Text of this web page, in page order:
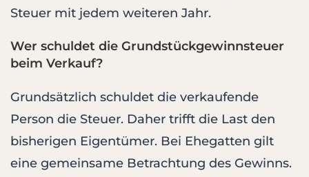
Steuer mit jedem weiteren Jahr.
Wer schuldet die Grundstückgewinnsteuer
beim Verkauf?
Grundsätzlich schuldet die verkaufende
Person die Steuer. Daher trifft die Last den
bisherigen Eigentümer. Bei Ehegatten gilt
eine gemeinsame Betrachtung des Gewinns.